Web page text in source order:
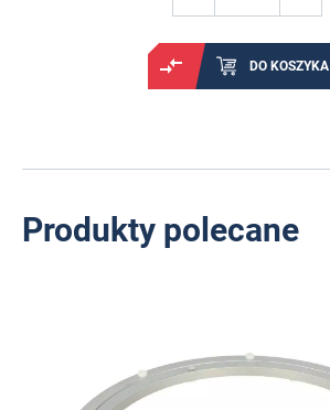
DO KOSZYKA
Produkty polecane